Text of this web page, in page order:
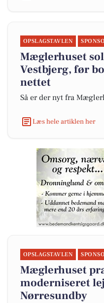
OPSLAGSTAVLEN
Mæglerhuset
Vestbjerg, før
nettet
Så er der nyt fra
Læs hele artiklen her
OPSLAGSTAVLEN
Mæglerhuset
moderniseret
Nørresundby